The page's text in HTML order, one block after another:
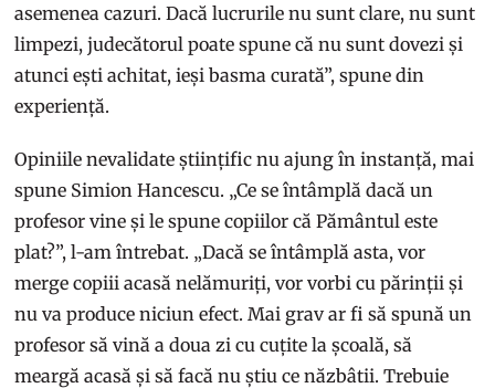
asemenea cazuri. Dacă lucrurile nu sunt clare, nu sunt
limpezi, judecătorul poate spune că nu sunt dovezi și
atunci ești achitat, ieși basma curată”, spune din
experiență.
Opiniile nevalidate științific nu ajung în instanță, mai
spune Simion Hancescu. „Ce se întâmplă dacă un
profesor vine și le spune copiilor că Pământul este
plat?”, l-am întrebat. „Dacă se întâmplă asta, vor
merge copiii acasă nelămuriți, vor vorbi cu părinții și
nu va produce niciun efect. Mai grav ar fi să spună un
profesor să vină a doua zi cu cuțite la școală, să
meargă acasă și să facă nu știu ce năzbâtii. Trebuie